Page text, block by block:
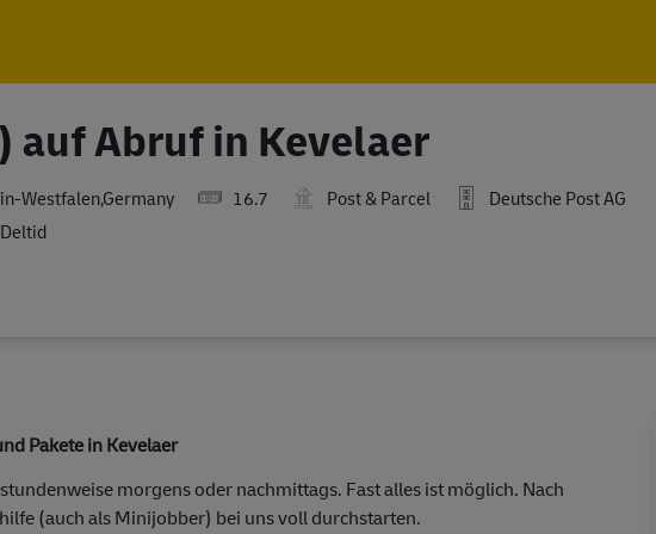
Abruf in Kevelaer
Westfalen,Germany 16.7 Post & Parcel
Deutsche Post AG
Deltid
Pakete in Kevelaer
morgens oder nachmittags. Fast alles ist möglich. Nach
(auch als Minijobber) bei uns voll durchstarten.